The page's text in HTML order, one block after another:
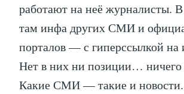
работают на неё журналисты.
там инфа других СМИ и
порталов — с гиперссылкой на
Нет в них ни позиции… ничего
Какие СМИ — такие и новости.